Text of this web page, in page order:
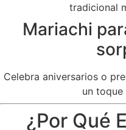
tradicional
Mariachi
Celebra aniversarios o
un toque
¿Por Qué